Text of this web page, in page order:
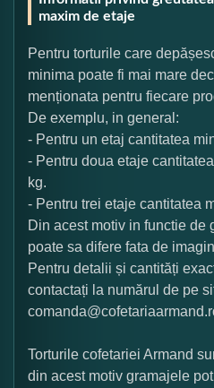
maxim de etaje
Pentru torturile care
minima poate fi mai mare
menționata pentru fiecare
De exemplu, in general:
- Pentru un etaj cantitatea
- Pentru doua etaje
kg.
- Pentru trei etaje cantitatea
Din acest motiv in functie de
poate sa difere fata de
Pentru detalii și cantități
contactați la numărul de pe
Torturile cofetariei Armand
din acest motiv gramajele